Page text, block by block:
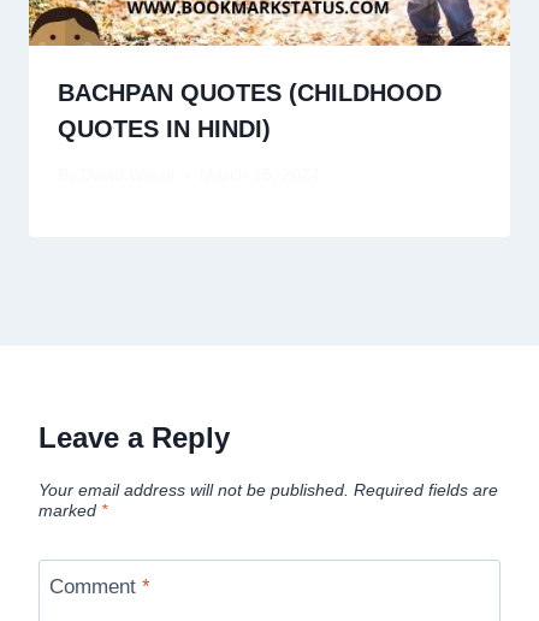
BACHPAN QUOTES (CHILDHOOD
QUOTES IN HINDI)
Leave a Reply
Your email address will not be published. Required fields are
marked *
Comment *